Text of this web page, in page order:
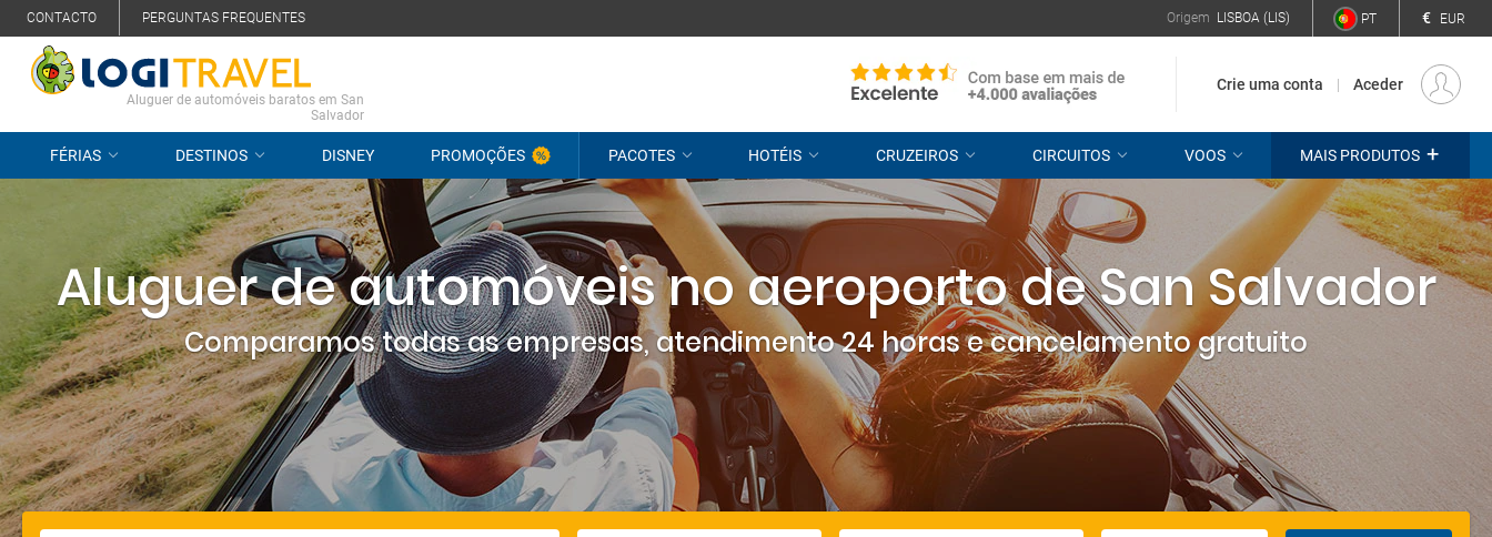
CONTACTO PERGUNTAS FREQUENTES Origem LISBOA (LIS) PT € EUR
Aluguer de automóveis baratos em San
Salvador
Crie uma conta Aceder
FÉRIAS DESTINOS DISNEY PROMOÇÕES PACOTES HOTÉIS CRUZEIROS CIRCUITOS VOOS MAIS PRODUTOS +
Aluguer de automóveis no aeroporto de San Salvador
Comparamos todas as empresas, atendimento 24 horas e cancelamento gratuito